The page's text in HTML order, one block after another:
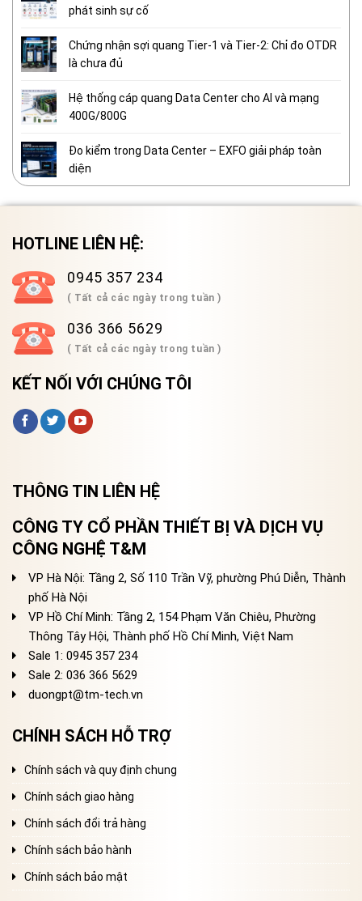
phát sinh sự cố
Chứng nhận sợi quang Tier-1 và Tier-2: Chỉ đo OTDR
là chưa đủ
Hệ thống cáp quang Data Center cho AI và mạng
400G/800G
Đo kiểm trong Data Center – EXFO giải pháp toàn
diện
HOTLINE LIÊN HỆ:
0945 357 234
( Tất cả các ngày trong tuần )
036 366 5629
( Tất cả các ngày trong tuần )
KẾT NỐI VỚI CHÚNG TÔI
THÔNG TIN LIÊN HỆ
CÔNG TY CỔ PHẦN THIẾT BỊ VÀ DỊCH VỤ
CÔNG NGHỆ T&M
VP Hà Nội: Tầng 2, Số 110 Trần Vỹ, phường Phú Diễn, Thành
phố Hà Nội
VP Hồ Chí Minh: Tầng 2, 154 Phạm Văn Chiêu, Phường
Thông Tây Hội, Thành phố Hồ Chí Minh, Việt Nam
Sale 1: 0945 357 234
Sale 2: 036 366 5629
duongpt@tm-tech.vn
CHÍNH SÁCH HỖ TRỢ
Chính sách và quy định chung
Chính sách giao hàng
Chính sách đổi trả hàng
Chính sách bảo hành
Chính sách bảo mật